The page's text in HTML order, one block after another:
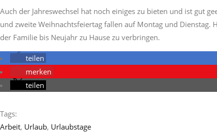
Auch der Jahreswechsel hat noch einiges zu bieten und ist gut
und zweite Weihnachtsfeiertag fallen auf Montag und
der Familie bis Neujahr zu Hause zu verbringen.
teilen
merken
teilen
Tags:
Arbeit, Urlaub, Urlaubstage